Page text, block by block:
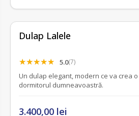
Dulap Lalele
5.0(7)
Un dulap elegant, modern ce va crea
dormitorul dumneavoastră.
3.400,00 lei